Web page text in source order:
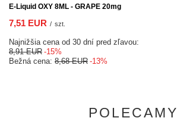
E-Liquid OXY 8ML - GRAPE 20mg
7,51 EUR / szt.
Najnižšia cena od 30 dní pred zľavou:
8,91 EUR -15%
Bežná cena: 8,68 EUR -13%
POLECAMY